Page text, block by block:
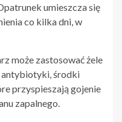
umieszcza się
co kilka dni, w
może zastosować żele
antybiotyki, środki
przyspieszają gojenie
zapalnego.